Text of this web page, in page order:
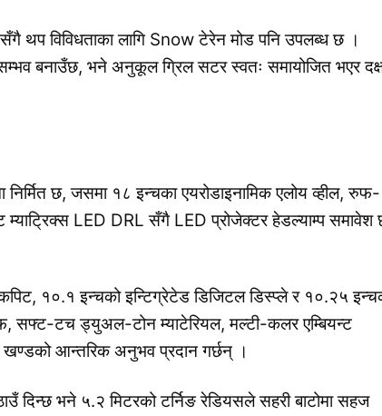
विविधताका लागि Snow टेरेन मोड पनि उपलब्ध छ ।
बनाउँछ, भने अनुकूल ग्रिल सटर स्वतः समायोजित भएर
छ, जसमा १८ इन्चका एयरोडाइनामिक एलोय व्हील, रुफ-
म्याट्रिक्स LED DRL सँगै LED प्रोजेक्टर हेडल्याम्प समावेश
१०.१ इन्चको इन्टिग्रेटेड डिजिटल डिस्प्ले र १०.२५
सफ्ट-टच ड्युअल-टोन म्याटेरियल, मल्टी-कलर एम्बियन्ट
आन्तरिक अनुभव प्रदान गर्छन् ।
भने ५.२ मिटरको टर्निङ रेडियसले सहरी बाटोमा सहज